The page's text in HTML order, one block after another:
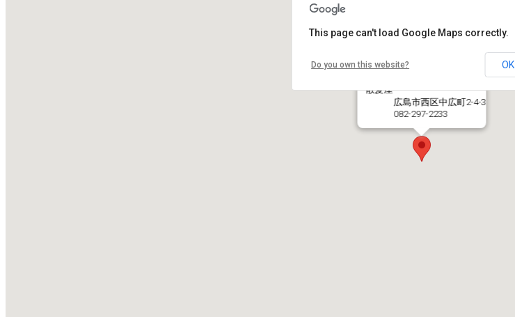
散髪屋
広島市西区中広町2-4-3
082-297-2233
This page can't load Google Maps correctly.
Do you own this website? OK